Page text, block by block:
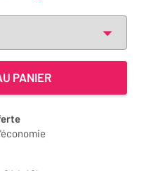
PANIER